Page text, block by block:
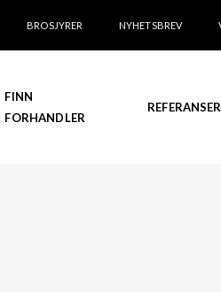
BROSJYRER NYHETSBREV
FINN
FORHANDLER
REFERANSER